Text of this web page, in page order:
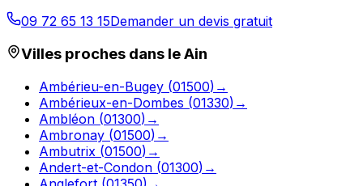
09 72 65 13 15Demander un devis gratuit
Villes proches dans leAin
Ambérieu-en-Bugey (01500) →
Ambérieux-en-Dombes (01330) →
Ambléon (01300) →
Ambronay (01500) →
Ambutrix (01500) →
Andert-et-Condon (01300) →